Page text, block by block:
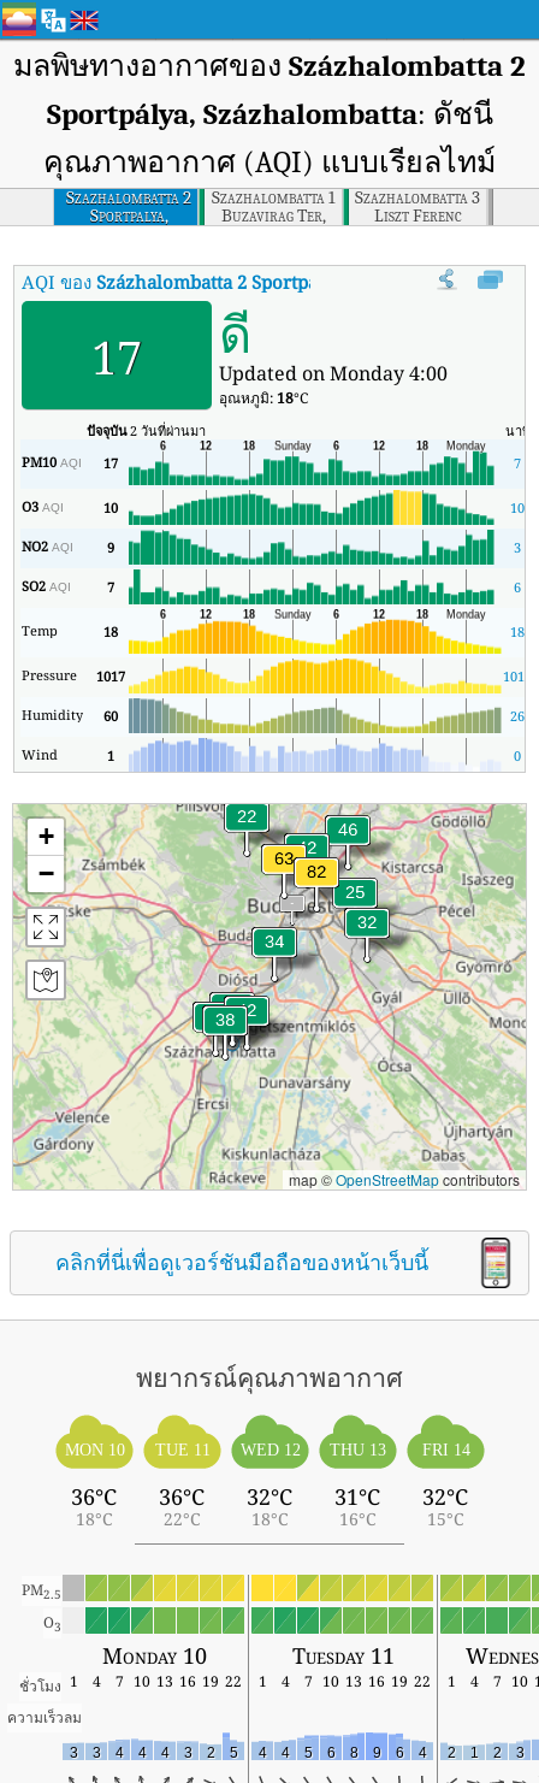
มลพิษทางอากาศของ Százhalombatta 2
Sportpálya, Százhalombatta: ดัชนี
คุณภาพอากาศ (AQI) แบบเรียลไทม์
Szazhalombatta 2
Sportpalya,
Szazhalombatta
Szazhalombatta 1
Buzavirag Ter,
Szazhalombatta
Szazhalombatta 3
Liszt Ferenc
Setany,
AQI ของSzázhalombatta 2 Sportpálya, Százhalombatta:ดัชนีคุ
17 ดี
Updated on Monday 4:00
อุณหภูมิ: 18°C
ปัจจุบัน2 วันที่ผ่านมา นาที
PM10AQI 17 7
O3AQI 10 10
NO2AQI 9 3
SO2AQI 7 6
Temp 18 18
Pressure 1017 1016
Humidity 60 26
Wind 1 0
+
−
map ©OpenStreetMapcontributors
คลิกที่นี่เพื่อดูเวอร์ชันมือถือของหน้าเว็บนี้
พยากรณ์คุณภาพอากาศ
MON 10
36°C
18°C
TUE 11
36°C
22°C
WED 12
32°C
18°C
THU 13
31°C
16°C
FRI 14
32°C
15°C
PM2.5
O3
Monday 10 Tuesday 11
ชั่วโมง 1 4 7 10 13 16 19 22 1 4 7 10 13 16 19 22 1 4 7 10
ความเร็วลม
3 3 4 4 4 3 2 5 4 4 5 6 8 9 6 4 2 1 2 3